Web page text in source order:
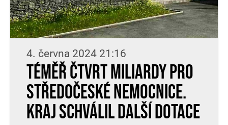
4. června 2024 21:16
Téměř čtvrt miliardy pro
středočeské nemocnice.
Kraj schválil další dotace